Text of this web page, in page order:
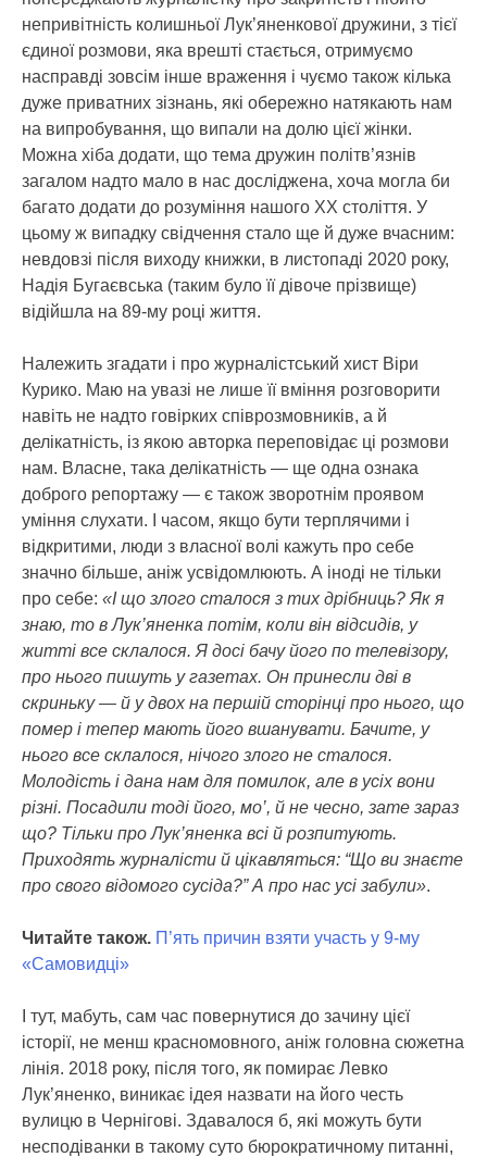
непривітність колишньої Лук’яненкової дружини, з тієї
єдиної розмови, яка врешті стається, отримуємо
насправді зовсім інше враження і чуємо також кілька
дуже приватних зізнань, які обережно натякають нам
на випробування, що випали на долю цієї жінки.
Можна хіба додати, що тема дружин політв’язнів
загалом надто мало в нас досліджена, хоча могла би
багато додати до розуміння нашого ХХ століття. У
цьому ж випадку свідчення стало ще й дуже вчасним:
невдовзі після виходу книжки, в листопаді 2020 року,
Надія Бугаєвська (таким було її дівоче прізвище)
відійшла на 89-му році життя.
Належить згадати і про журналістський хист Віри
Курико. Маю на увазі не лише її вміння розговорити
навіть не надто говірких співрозмовників, а й
делікатність, із якою авторка переповідає ці розмови
нам. Власне, така делікатність — ще одна ознака
доброго репортажу — є також зворотнім проявом
уміння слухати. І часом, якщо бути терплячими і
відкритими, люди з власної волі кажуть про себе
значно більше, аніж усвідомлюють. А іноді не тільки
про себе: «І що злого сталося з тих дрібниць? Як я
знаю, то в Лук’яненка потім, коли він відсидів, у
житті все склалося. Я досі бачу його по телевізору,
про нього пишуть у газетах. Он принесли дві в
скриньку — й у двох на першій сторінці про нього, що
помер і тепер мають його вшанувати. Бачите, у
нього все склалося, нічого злого не сталося.
Молодість і дана нам для помилок, але в усіх вони
різні. Посадили тоді його, мо’, й не чесно, зате зараз
що? Тільки про Лук’яненка всі й розпитують.
Приходять журналісти й цікавляться: “Що ви знаєте
про свого відомого сусіда?” А про нас усі забули».
Читайте також. П’ять причин взяти участь у 9-му
«Самовидці»
І тут, мабуть, сам час повернутися до зачину цієї
історії, не менш красномовного, аніж головна сюжетна
лінія. 2018 року, після того, як помирає Левко
Лук’яненко, виникає ідея назвати на його честь
вулицю в Чернігові. Здавалося б, які можуть бути
несподіванки в такому суто бюрократичному питанні,